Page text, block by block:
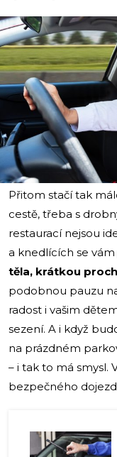
Přitom stačí tak
cestě, třeba s
restaurací nejsou
a knedlících se vám
těla, krátkou
podobnou pauzu
radost i vašim
sezení. A i když
na prázdném
– i tak to má smysl.
bezpečného